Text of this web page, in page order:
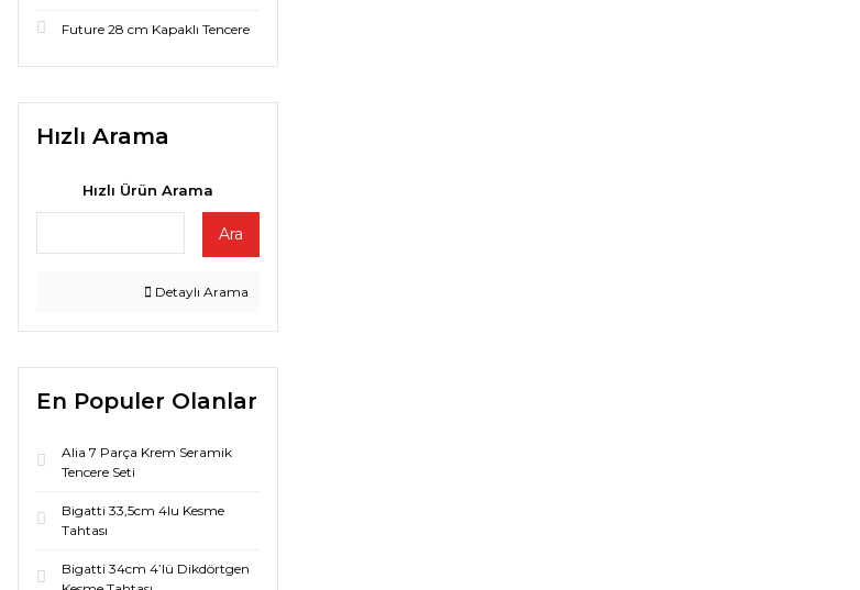
Future 28 cm Kapaklı Tencere
Hızlı Arama
Hızlı Ürün Arama
Ara
Detaylı Arama
En Populer Olanlar
Alia 7 Parça Krem Seramik
Tencere Seti
Bigatti 33,5cm 4lu Kesme
Tahtası
Bigatti 34cm 4’lü Dikdörtgen